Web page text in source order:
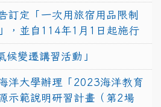
訂定「一次用旅宿用品限制
，並自114年1月1日起施行
候變遷講習活動」
洋大學辦理「2023海洋教育
示範說明研習計畫（第2場